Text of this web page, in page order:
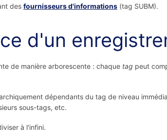
des fournisseurs d'informations (tag SUBM).
d'un
de manière arborescente : chaque tag peut
dépendants du tag de niveau
sous-tags, etc.
à l'infini.